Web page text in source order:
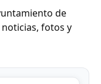
de
fotos y